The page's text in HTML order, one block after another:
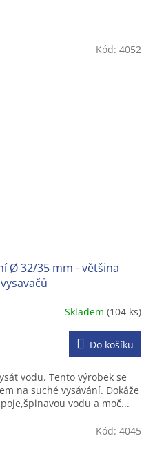
Ø 32/35 mm - většina
Skladem(104 ks)
Do košíku
vodu. Tento výrobek se
na suché vysávání. Dokáže
vodu a moč...
Kód: 4052
Kód: 4045